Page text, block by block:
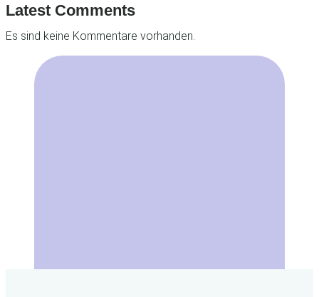
Latest Comments
Es sind keine Kommentare vorhanden.